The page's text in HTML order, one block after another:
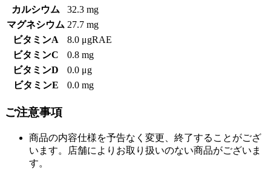
カルシウム
32.3 mg
マグネシウム 27.7 mg
ビタミンA
8.0 μgRAE
ビタミンC
0.8 mg
ビタミンD
0.0 μg
ビタミンE
0.0 mg
ご注意事項
商品の内容仕様を予告なく変更、終了することがござ
います。店舗によりお取り扱いのない商品がございま
す。